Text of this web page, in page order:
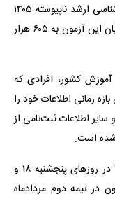
روز گذشته بیش از ۳۰ هزار نفر برای آزمون کارشناسی ارشد ناپیوسته ۱۴۰۵
ثبت نام کردند و به این ترتیب تعداد کل متقاضیان این آزمون به ۶۰۵ هزار
کشور، افرادی که
زمانی اطلاعات خود را
سایر اطلاعات ثبت‌نامی از
شده است.
وی اظهار کرد: آزمون کارشناسی ارشد سال ۱۴۰۵ در روزهای پنجشنبه ۱۸ و
در نیمه دوم مردادماه